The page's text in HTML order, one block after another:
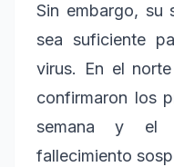
Sin embargo, su
sea suficiente
virus. En el
confirmaron los
semana y el
fallecimiento